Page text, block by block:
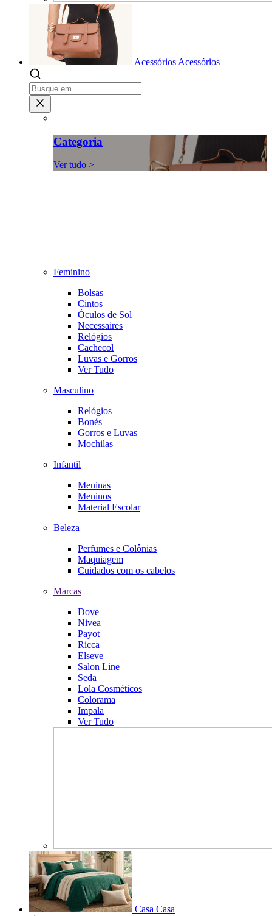
Acessórios Acessórios
Categoria
Ver tudo >
Feminino
Bolsas
Cintos
Óculos de Sol
Necessaires
Relógios
Cachecol
Luvas e Gorros
Ver Tudo
Masculino
Relógios
Bonés
Gorros e Luvas
Mochilas
Infantil
Meninas
Meninos
Material Escolar
Beleza
Perfumes e Colônias
Maquiagem
Cuidados com os cabelos
Marcas
Dove
Nivea
Payot
Ricca
Elseve
Salon Line
Seda
Lola Cosméticos
Colorama
Impala
Ver Tudo
Casa Casa